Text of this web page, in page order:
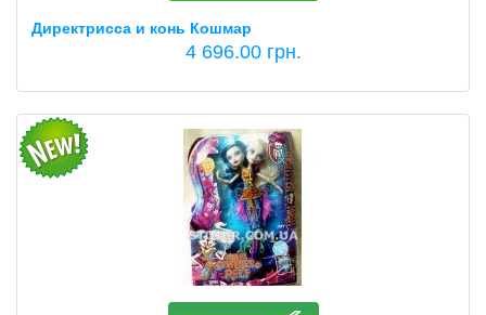
Директрисса и конь Кошмар
4 696.00 грн.